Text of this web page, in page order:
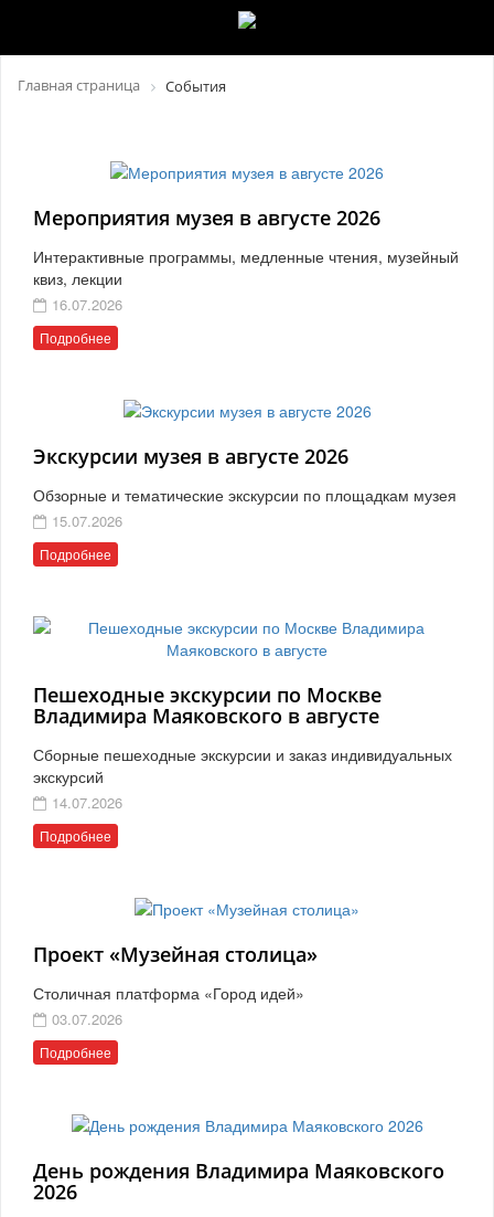
Главная страница События
Мероприятия музея в августе 2026
Интерактивные программы, медленные чтения, музейный
квиз, лекции
16.07.2026
Подробнее
Экскурсии музея в августе 2026
Обзорные и тематические экскурсии по площадкам музея
15.07.2026
Подробнее
Пешеходные экскурсии по Москве
Владимира Маяковского в августе
Сборные пешеходные экскурсии и заказ индивидуальных
экскурсий
14.07.2026
Подробнее
Проект «Музейная столица»
Столичная платформа «Город идей»
03.07.2026
Подробнее
День рождения Владимира Маяковского
2026